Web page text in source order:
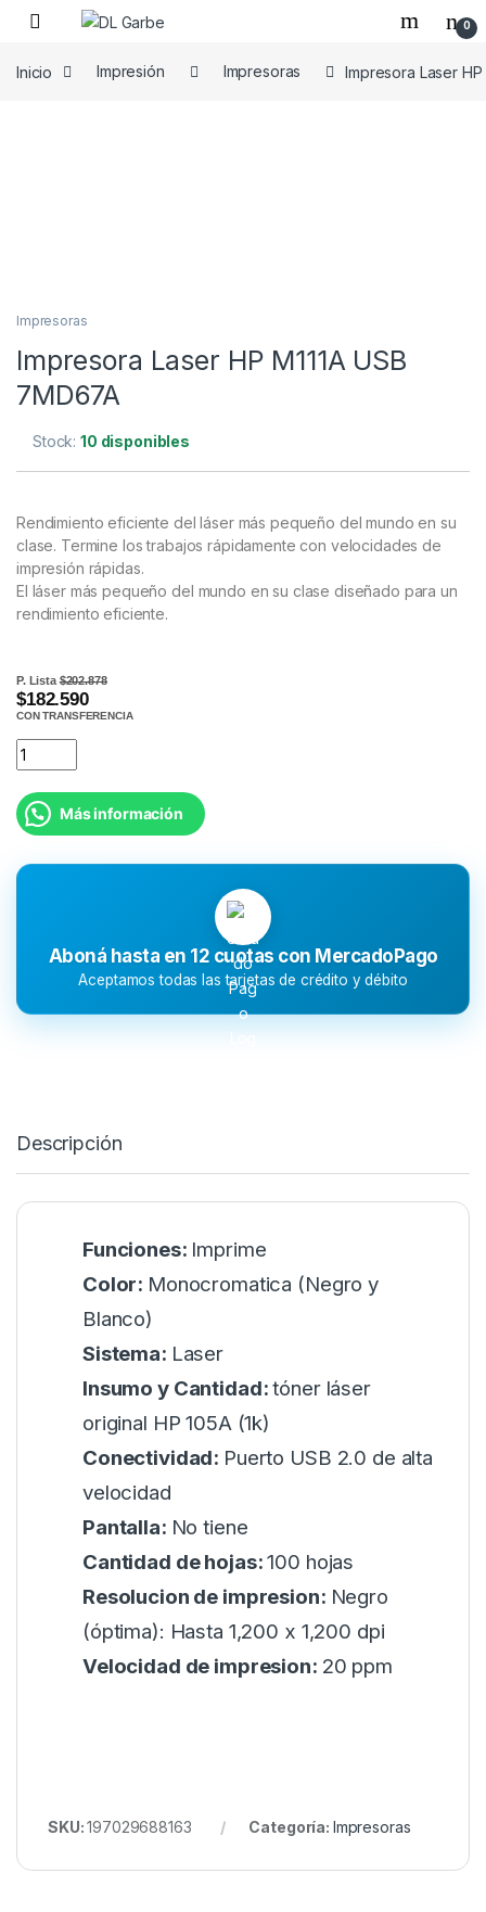
0
Inicio Impresión Impresoras Impresora Laser HP
Impresoras
Impresora Laser HP M111A USB
7MD67A
Stock:10 disponibles
Rendimiento eficiente del láser más pequeño del mundo en su
clase. Termine los trabajos rápidamente con velocidades de
impresión rápidas.
El láser más pequeño del mundo en su clase diseñado para un
rendimiento eficiente.
P. Lista$202.878
$182.590
CON TRANSFERENCIA
Más información
Aboná hasta en 12 cuotas con MercadoPago
Aceptamos todas las tarjetas de crédito y débito
Descripción
Funciones: Imprime
Color: Monocromatica (Negro y
Blanco)
Sistema: Laser
Insumo y Cantidad:tóner láser
original HP 105A (1k)
Conectividad: Puerto USB 2.0 de alta
velocidad
Pantalla: No tiene
Cantidad de hojas:100 hojas
Resolucion de impresion: Negro
(óptima): Hasta 1,200 x 1,200 dpi
Velocidad de impresion: 20 ppm
SKU:197029688163 Categoría: Impresoras